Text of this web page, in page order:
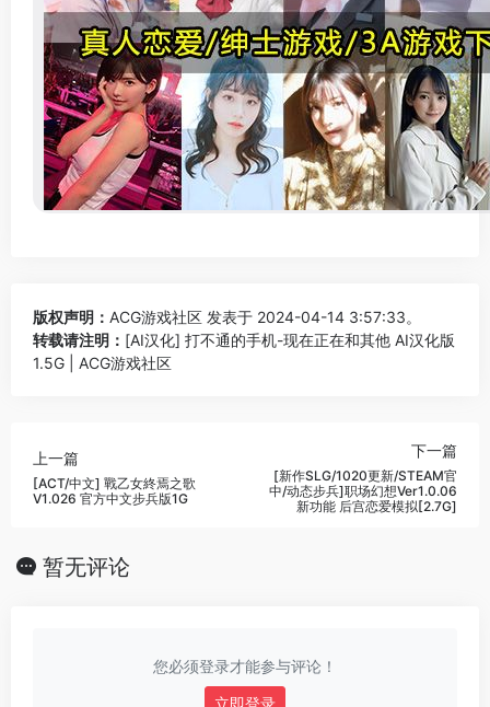
版权声明： ACG游戏社区 发表于 2024-04-14 3:57:33。
转载请注明： [AI汉化] 打不通的手机-现在正在和其他 AI汉化版
1.5G | ACG游戏社区
上一篇
[ACT/中文] 戰乙女終焉之歌
V1.026 官方中文步兵版1G
下一篇
[新作SLG/1020更新/STEAM官
中/动态步兵]职场幻想Ver1.0.06
新功能 后宫恋爱模拟[2.7G]
暂无评论
您必须登录才能参与评论！
立即登录